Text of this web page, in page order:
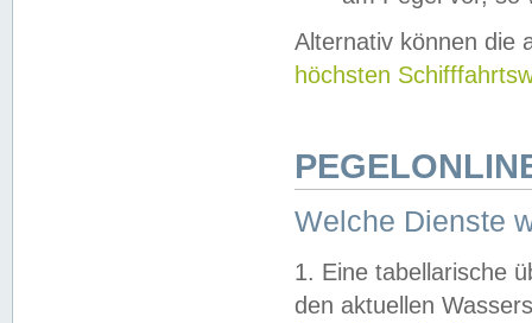
Alternativ können die
höchsten
Welche Dienste
1. Eine tabellarische
den aktuellen